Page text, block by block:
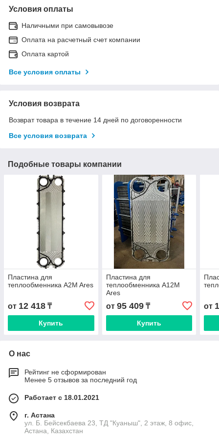
Условия оплаты
Наличными при самовывозе
Оплата на расчетный счет компании
Оплата картой
Все условия оплаты
Условия возврата
Возврат товара в течение 14 дней по договоренности
Все условия возврата
Подобные товары компании
Пластина для
теплообменника A2M Ares
от 12 418 ₸
Купить
Пластина для
теплообменника A12M
Ares
от 95 409₸
Купить
от
О нас
Рейтинг не сформирован
Менее 5 отзывов за последний год
Работает с 18.01.2021
г. Астана
ул. Б. Бейсекбаева 23, ТД "Куаныш", 2 этаж, 8 офис,
Астана, Казахстан